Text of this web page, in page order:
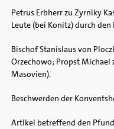
Petrus Erbherr zu Zyrniky
Leute (bei Konitz) durch
Bischof Stanislaus von
Orzechowo; Propst Michael
Masovien).
Beschwerden der
Artikel betreffend den